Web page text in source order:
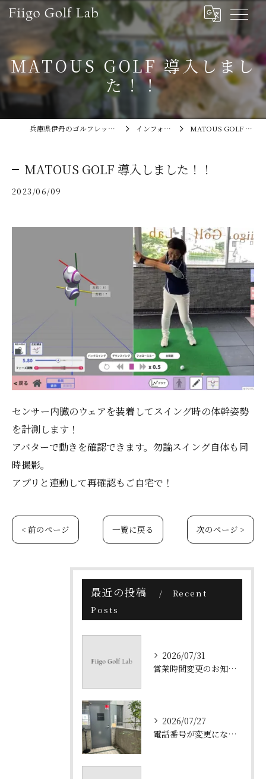
MATOUS GOLF 導入しまし
た！！
兵庫県伊丹のゴルフレッスンならFiigo Golf Lab インフォメーション MATOUS GOLF 導入しました！！
MATOUS GOLF 導入しました！！
2023/06/09
センサー内臓のウェアを装着してスイング時の体幹姿勢
を計測します！
アバターで動きを確認できます。勿論スイング自体も同
時撮影。
アプリと連動して再確認もご自宅で！
< 前のページ 一覧に戻る 次のページ >
最近の投稿
Recent
Posts
2026/07/31
営業時間変更のお知らせ
2026/07/27
電話番号が変更になりました。